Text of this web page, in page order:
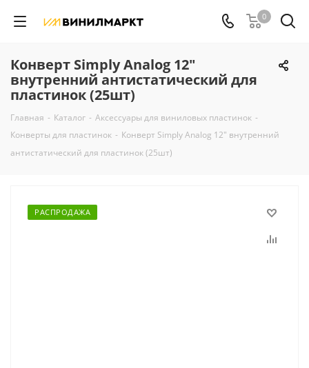
0
Конверт Simply Analog 12"
внутренний антистатический для
пластинок (25шт)
Главная - Каталог - Аксессуары для виниловых пластинок -
Конверты для пластинок - Конверт Simply Analog 12" внутренний
антистатический для пластинок (25шт)
РАСПРОДАЖА